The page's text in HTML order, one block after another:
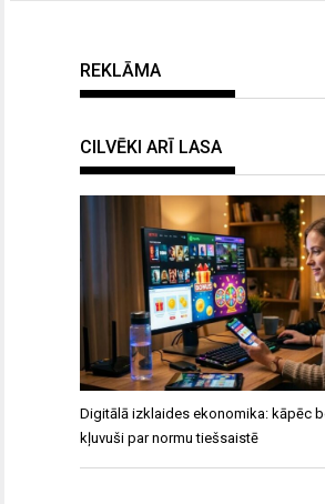
REKLĀMA
CILVĒKI ARĪ LASA
Digitālā izklaides ekonomika: kāpēc
kļuvuši par normu tiešsaistē